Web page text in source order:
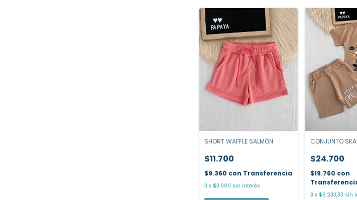
SHORT WAFFLE SALMÓN
$11.700
$9.360 con Transferencia
3 x $3.900 sin interés
CONJUNTO
$24.700
$19.760 con
3 x $8.233,33 sin